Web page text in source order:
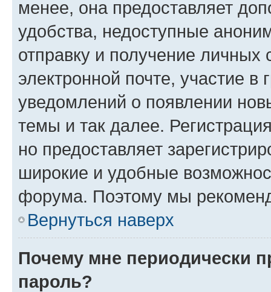
менее, она предоставляет
удобства, недоступные
отправку и получение
электронной почте, участие в
уведомлений о появлении
темы и так далее.
но предоставляет
широкие и удобные
форума. Поэтому мы
Вернуться наверх
Почему мне периодически
пароль?